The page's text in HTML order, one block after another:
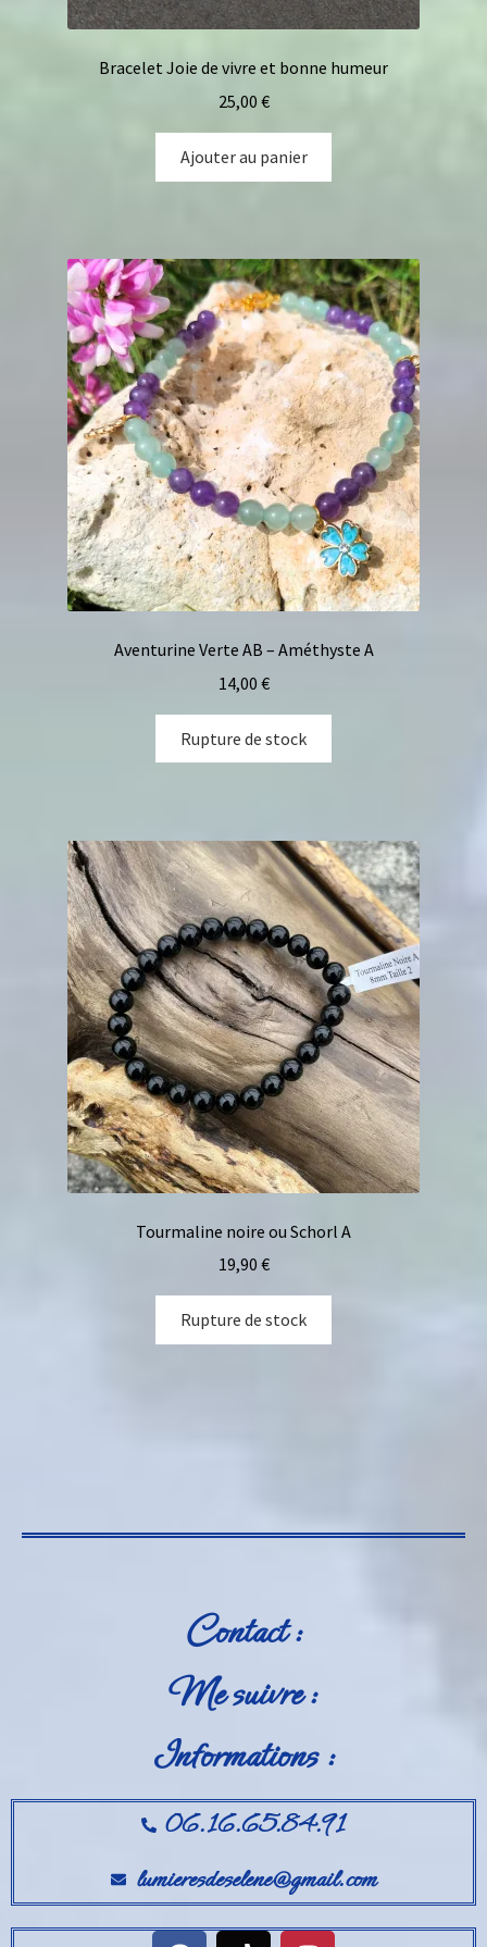
Bracelet Joie de vivre et bonne humeur
25,00 €
Ajouter au panier
Aventurine Verte AB – Améthyste A
14,00 €
Rupture de stock
Tourmaline noire ou Schorl A
19,90 €
Rupture de stock
Contact :
Me suivre :
Informations :
06.16.65.84.91
lumieresdeselene@gmail.com